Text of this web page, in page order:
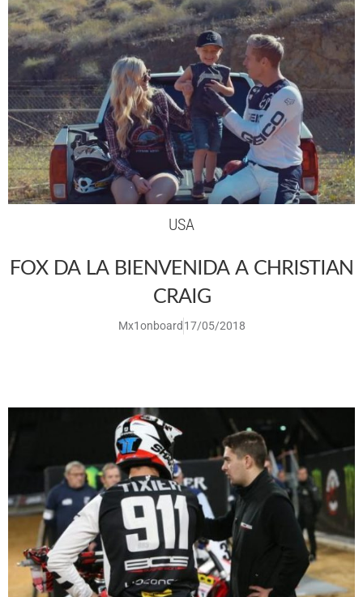
USA
FOX DA LA BIENVENIDA A CHRISTIAN
CRAIG
Mx1onboard 17/05/2018